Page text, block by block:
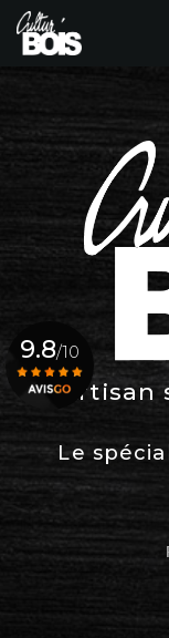
Aller
au
contenu
Artisan
Le
9.8/10